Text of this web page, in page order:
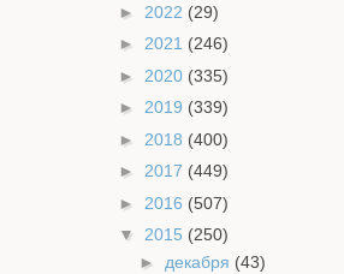
► 2022 (29)
► 2021 (246)
► 2020 (335)
► 2019 (339)
► 2018 (400)
► 2017 (449)
► 2016 (507)
▼ 2015 (250)
► декабря (43)